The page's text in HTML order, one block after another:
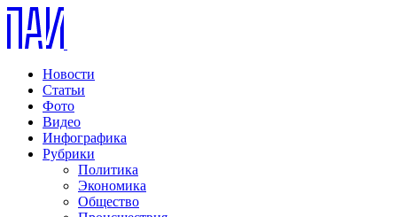
Новости
Статьи
Фото
Видео
Инфографика
Рубрики
Политика
Экономика
Общество